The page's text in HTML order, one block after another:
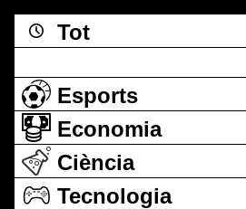
Tot
Esports
Economia
Ciència
Tecnologia